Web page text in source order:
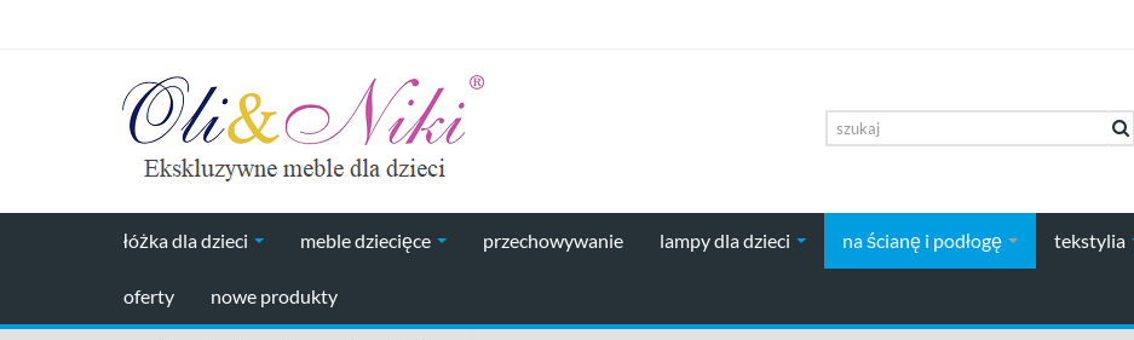
łóżka dla dzieci meble dziecięce przechowywanie lampy dla dzieci na ścianę i podłogę tekstylia
oferty nowe produkty